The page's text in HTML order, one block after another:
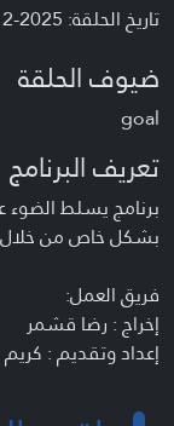
تاريخ الحلقة: 2025-12-01
ضيوف الحلقة
goal
تعريف البرنامج
برنامج يسلط الضوء
بشكل خاص من
فريق العمل:
إخراج : رضا قشمر
إعداد وتقديم :